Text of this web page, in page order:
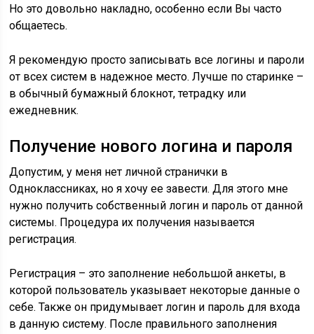
Но это довольно накладно, особенно если Вы часто
общаетесь.
Я рекомендую просто записывать все логины и пароли
от всех систем в надежное место. Лучше по старинке –
в обычный бумажный блокнот, тетрадку или
ежедневник.
Получение нового логина и пароля
Допустим, у меня нет личной странички в
Одноклассниках, но я хочу ее завести. Для этого мне
нужно получить собственный логин и пароль от данной
системы. Процедура их получения называется
регистрация.
Регистрация – это заполнение небольшой анкеты, в
которой пользователь указывает некоторые данные о
себе. Также он придумывает логин и пароль для входа
в данную систему. После правильного заполнения